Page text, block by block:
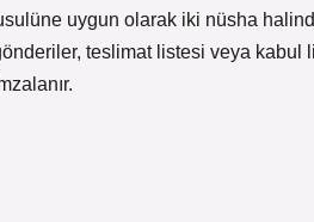
uygun olarak iki nüsha
teslimat listesi veya kabul